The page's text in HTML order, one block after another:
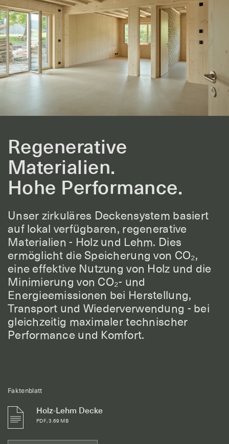
Regenerative
Materialien.
Hohe Performance.
Unser zirkuläres Deckensystem basiert
auf lokal verfügbaren, regenerative
Materialien - Holz und Lehm. Dies
ermöglicht die Speicherung von CO₂,
eine effektive Nutzung von Holz und die
Minimierung von CO₂- und
Energieemissionen bei Herstellung,
Transport und Wiederverwendung - bei
gleichzeitig maximaler technischer
Performance und Komfort.
Faktenblatt
Holz-Lehm Decke
PDF, 3.69 MB